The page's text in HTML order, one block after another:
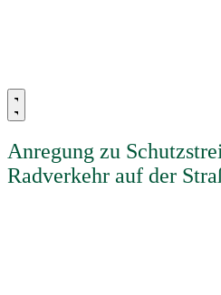
Anregung zu
Radverkehr auf der